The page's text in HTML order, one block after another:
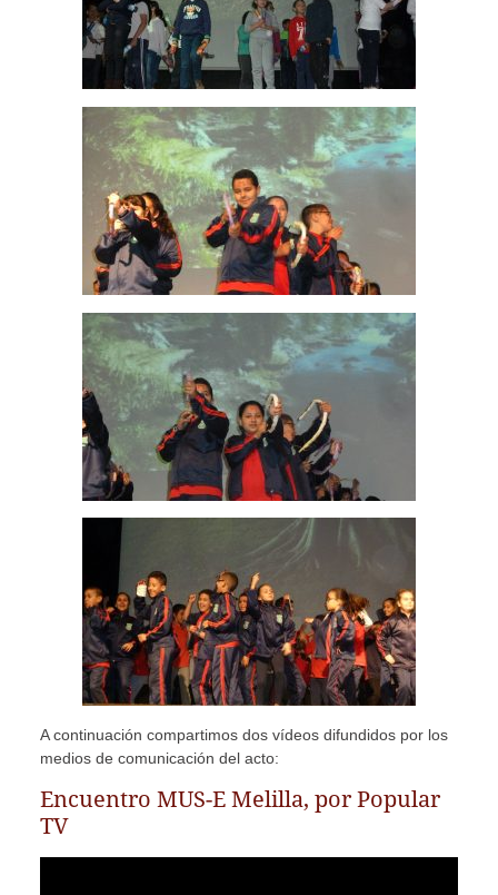
A continuación compartimos dos vídeos difundidos por los
medios de comunicación del acto:
Encuentro MUS-E Melilla, por Popular
TV